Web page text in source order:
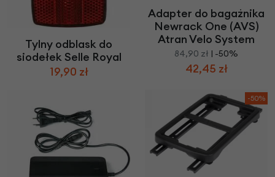
Tylny odblask do
siodełek Selle Royal
19,90 zł
Adapter do bagażnika
Newrack One (AVS)
Atran Velo System
84,90 zł | -50%
42,45 zł
-50%